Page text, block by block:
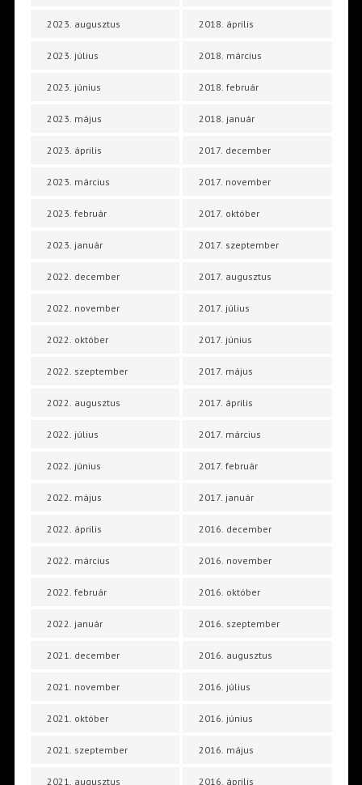
2023. augusztus
2023. július
2023. június
2023. május
2023. április
2023. március
2023. február
2023. január
2022. december
2022. november
2022. október
2022. szeptember
2022. augusztus
2022. július
2022. június
2022. május
2022. április
2022. március
2022. február
2022. január
2021. december
2021. november
2021. október
2021. szeptember
2021. augusztus
2018. április
2018. március
2018. február
2018. január
2017. december
2017. november
2017. október
2017. szeptember
2017. augusztus
2017. július
2017. június
2017. május
2017. április
2017. március
2017. február
2017. január
2016. december
2016. november
2016. október
2016. szeptember
2016. augusztus
2016. július
2016. június
2016. május
2016. április